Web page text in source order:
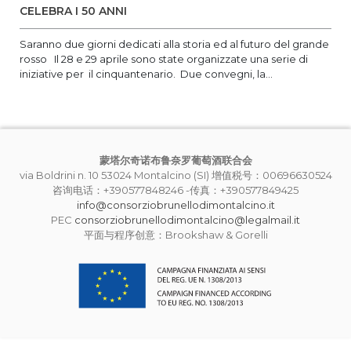
CELEBRA I 50 ANNI
Saranno due giorni dedicati alla storia ed al futuro del grande
rosso Il 28 e 29 aprile sono state organizzate una serie di
iniziative per il cinquantenario. Due convegni, la...
蒙塔尔奇诺布鲁奈罗葡萄酒联合会
via Boldrini n. 10 53024 Montalcino (SI) 增值税号：00696630524
咨询电话：+390577848246 -传真：+390577849425
info@consorziobrunellodimontalcino.it
PEC consorziobrunellodimontalcino@legalmail.it
平面与程序创意：Brookshaw & Gorelli